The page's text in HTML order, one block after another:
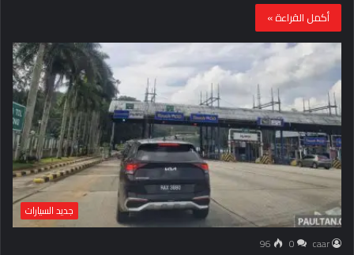
أكمل القراءة »
جديد السيارات
caar
0
96